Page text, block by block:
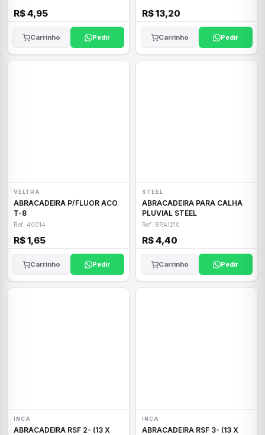
R$ 4,95
Carrinho Pedir
R$ 13,20
Carrinho Pedir
VELTRA
ABRACADEIRA P/FLUOR ACO
T-8
Ref: 40014
R$ 1,65
Carrinho Pedir
STEEL
ABRACADEIRA PARA CALHA
PLUVIAL STEEL
Ref: BRA1210
R$ 4,40
Carrinho Pedir
INCA
ABRACADEIRA RSF 2- (13 X
INCA
ABRACADEIRA RSF 3- (13 X